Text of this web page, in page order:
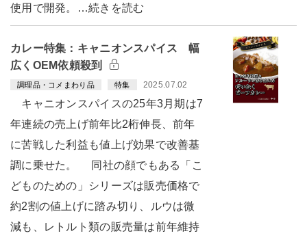
使用で開発。…続きを読む
カレー特集：キャニオンスパイス 幅
広くOEM依頼殺到
調理品・コメまわり品 特集 2025.07.02
キャニオンスパイスの25年3月期は7
年連続の売上げ前年比2桁伸長、前年
に苦戦した利益も値上げ効果で改善基
調に乗せた。 同社の顔でもある「こ
どものための」シリーズは販売価格で
約2割の値上げに踏み切り、ルウは微
減も、レトルト類の販売量は前年維持